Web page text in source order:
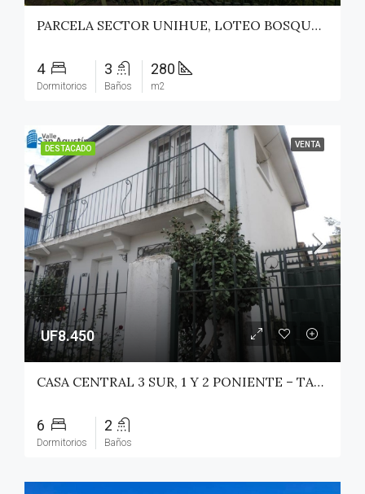
PARCELA SECTOR UNIHUE, LOTEO BOSQUES DEL VALLE – MAULE
4
Dormitorios
3
Baños
280
m2
DESTACADO VENTA
UF8.450
CASA CENTRAL 3 SUR, 1 Y 2 PONIENTE – TALCA
6
Dormitorios
2
Baños